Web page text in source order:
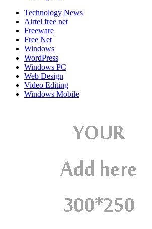
Technology News
Airtel free net
Freeware
Free Net
Windows
WordPress
Windows PC
Web Design
Video Editing
Windows Mobile